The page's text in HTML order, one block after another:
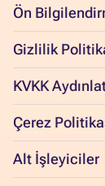
Ön
Gizlilik
KVKK
Çerez
Alt İşleyiciler